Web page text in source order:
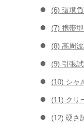
(6) 環境
(7) 携帯
(8) 高周
(9) 引張
(10) シャ
(11) クリ
(12) 硬さ